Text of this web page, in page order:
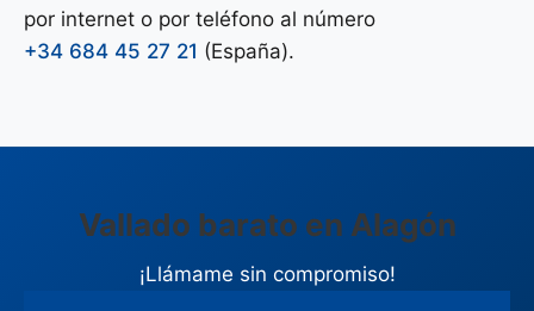
por internet o por teléfono al número
+34 684 45 27 21 (España).
Vallado barato en Alagón
¡Llámame sin compromiso!